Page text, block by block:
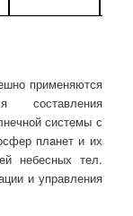
применяются
составления
системы с
планет и их
небесных тел.
и управления